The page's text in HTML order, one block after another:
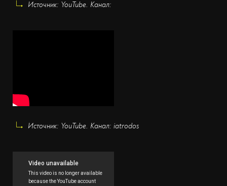
Источник: YouTube. Канал:
Источник: YouTube. Канал: iatrodos